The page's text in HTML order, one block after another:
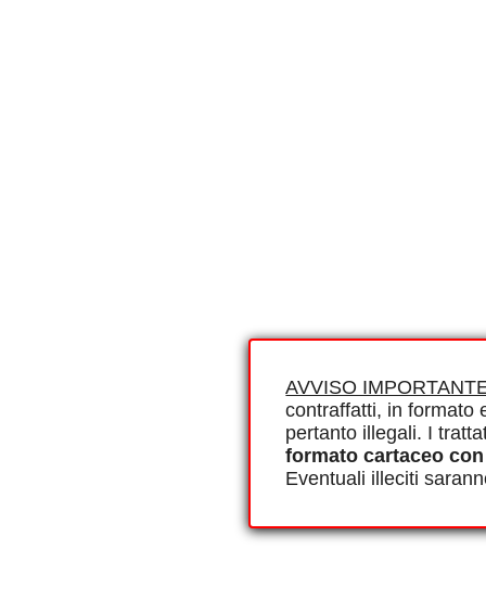
AVVISO
contraffatti, in formato
pertanto illegali. I
formato cartaceo
Eventuali illeciti